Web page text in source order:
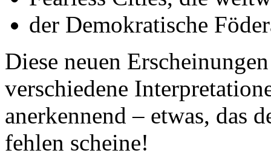
der Demokratische
Diese neuen
verschiedene
anerkennend – etwas, das
fehlen scheine!